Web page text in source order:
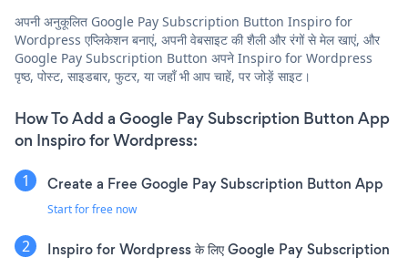
अपनी अनुकूलित Google Pay Subscription Button Inspiro for
Wordpress एप्लिकेशन बनाएं, अपनी वेबसाइट की शैली और रंगों से मेल खाएं, और
Google Pay Subscription Button अपने Inspiro for Wordpress
पृष्ठ, पोस्ट, साइडबार, फुटर, या जहाँ भी आप चाहें, पर जोड़ें साइट।
How To Add a Google Pay Subscription Button App
on Inspiro for Wordpress:
Create a Free Google Pay Subscription Button App
Start for free now
Inspiro for Wordpress के लिए Google Pay Subscription